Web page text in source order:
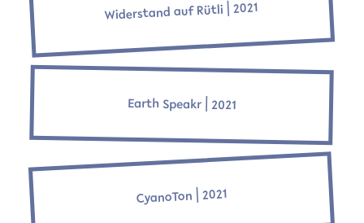
Widerstand auf Rütli ⎜2021
Earth Speakr ⎜2021
CyanoTon ⎜2021